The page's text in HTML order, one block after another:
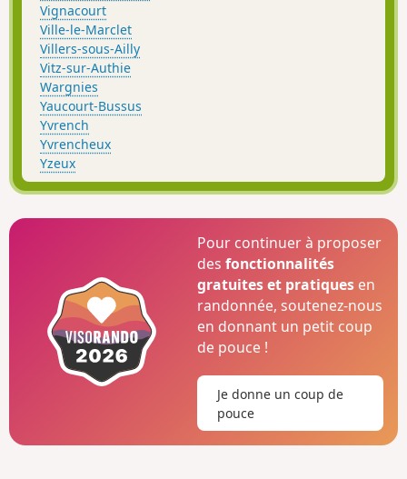
Vignacourt
Ville-le-Marclet
Villers-sous-Ailly
Vitz-sur-Authie
Wargnies
Yaucourt-Bussus
Yvrench
Yvrencheux
Yzeux
Pour continuer à proposer
desfonctionnalités
gratuites et pratiques en
randonnée, soutenez-nous
en donnant un petit coup
de pouce !
Je donne un coup de
pouce